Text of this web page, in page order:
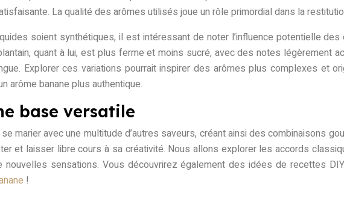
La qualité des arômes utilisés joue un rôle primordial dans la
soient synthétiques, il est intéressant de noter l’influence potentielle
quant à lui, est plus ferme et moins sucré, avec des notes légèrement
Explorer ces variations pourrait inspirer des arômes plus complexes et
arôme banane plus authentique.
base versatile
marier avec une multitude d’autres saveurs, créant ainsi des combinaisons
et laisser libre cours à sa créativité. Nous allons explorer les accords
sensations. Vous découvrirez également des idées de recettes
!